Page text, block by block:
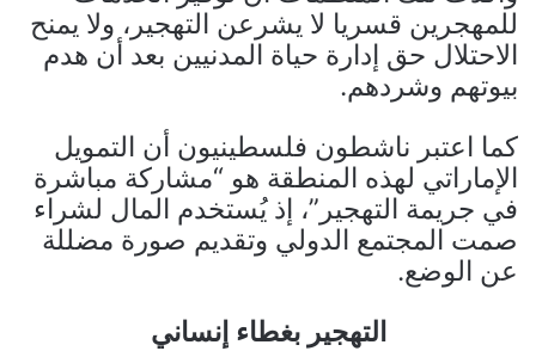
للمهجرين قسريا لا يشرعن التهجير، ولا يمنح
الاحتلال حق إدارة حياة المدنيين بعد أن هدم
بيوتهم وشردهم.
كما اعتبر ناشطون فلسطينيون أن التمويل
الإماراتي لهذه المنطقة هو “مشاركة مباشرة
في جريمة التهجير”، إذ يُستخدم المال لشراء
صمت المجتمع الدولي وتقديم صورة مضللة
عن الوضع.
التهجير بغطاء إنساني